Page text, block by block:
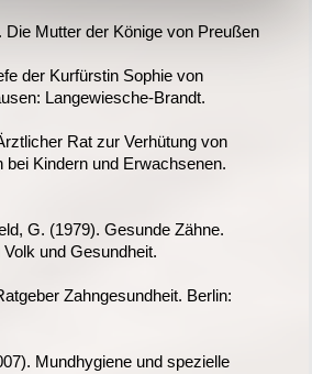
Die Mutter der Könige von Preußen
der Kurfürstin Sophie von
Langewiesche-Brandt.
Rat zur Verhütung von
bei Kindern und Erwachsenen.
G. (1979). Gesunde Zähne.
und Gesundheit.
Zahngesundheit. Berlin:
Mundhygiene und spezielle